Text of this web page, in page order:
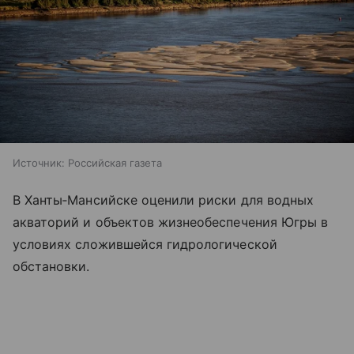
Источник: Российская газета
В Ханты‑Мансийске оценили риски для водных
акваторий и объектов жизнеобеспечения Югры в
условиях сложившейся гидрологической
обстановки.